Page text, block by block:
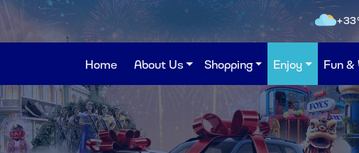
Home About Us Shopping Enjoy Fun &